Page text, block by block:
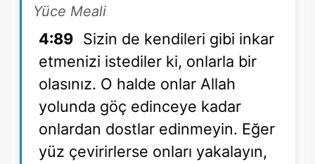
Yüce Meali
4:89 Sizin de kendileri gibi inkar
etmenizi istediler ki, onlarla bir
olasınız. O halde onlar Allah
yolunda göç edinceye kadar
onlardan dostlar edinmeyin. Eğer
yüz çevirirlerse onları yakalayın,